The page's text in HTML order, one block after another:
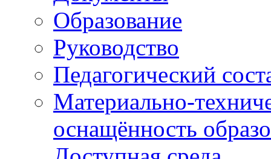
Образование
Руководство
Педагогический
Материально-
оснащённость